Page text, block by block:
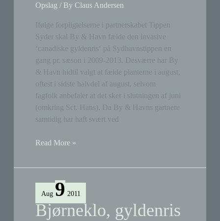
Opslag / ByClaus Andersen
Ifølge forpligtelserne i partnerskabet Tippen
Syder skal By & Havn fælde den invasive
‘canadiske gyldenris‘ på Sydhavnstippen en
gang pr. sæson i 2009-2013. Desværre har By
& Havn hidtil valgt at fælde planterne i august,
oftest i sidste halvdel af august, selvom
fagfolk anbefaler at det sker i slutningen af juni
(omkring Sct. Hans). Da By & Havns gartnere
samtidig har haft svært ved
By
Havns
gyldenris
er
Read More »
Aug 9 2011
Bjørneklo, gyldenris